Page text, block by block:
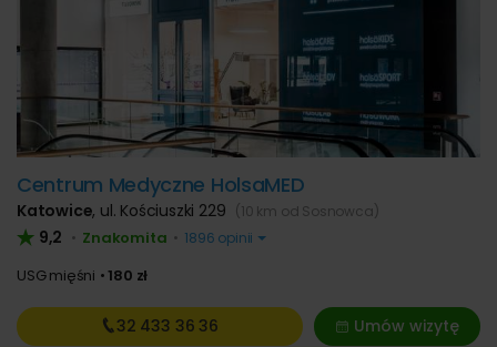
Centrum Medyczne HolsaMED
Katowice, ul. Kościuszki 229 (10 km od Sosnowca)
9,2 • Znakomita • 1896 opinii
USG mięśni 180 zł
Umów wizytę
32 433 36 36